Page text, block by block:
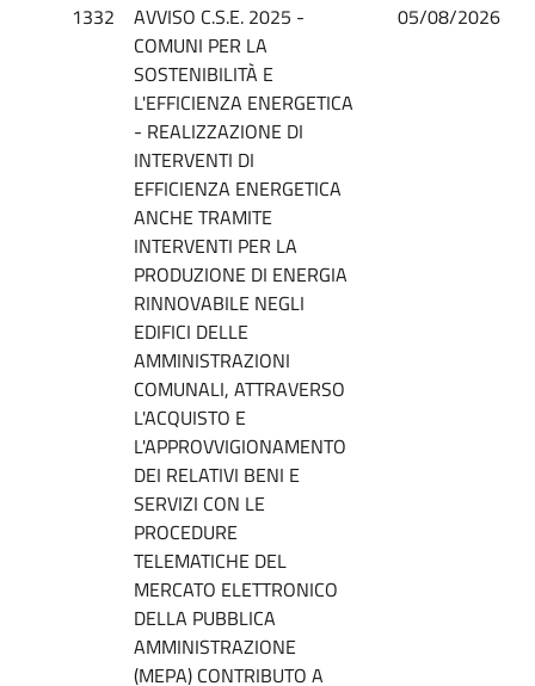
1332
AVVISO C.S.E. 2025 -
COMUNI PER LA
SOSTENIBILITÀ E
L'EFFICIENZA ENERGETICA
- REALIZZAZIONE DI
INTERVENTI DI
EFFICIENZA ENERGETICA
ANCHE TRAMITE
INTERVENTI PER LA
PRODUZIONE DI ENERGIA
RINNOVABILE NEGLI
EDIFICI DELLE
AMMINISTRAZIONI
COMUNALI, ATTRAVERSO
L'ACQUISTO E
L'APPROVVIGIONAMENTO
DEI RELATIVI BENI E
SERVIZI CON LE
PROCEDURE
TELEMATICHE DEL
MERCATO ELETTRONICO
DELLA PUBBLICA
AMMINISTRAZIONE
(MEPA) CONTRIBUTO A
05/08/2026